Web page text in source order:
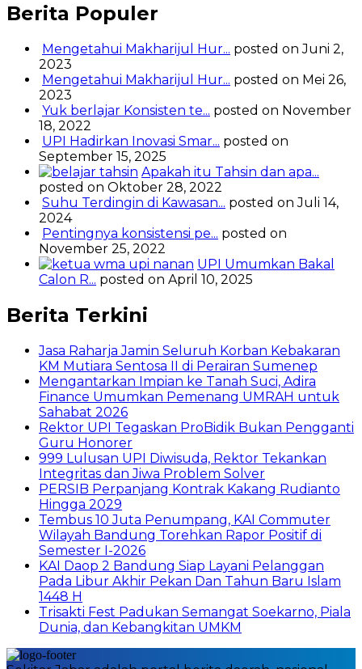
Berita Populer
Mengetahui Makharijul Hur... posted on Juni 2,
2023
Mengetahui Makharijul Hur... posted on Mei 26,
2023
Yuk berlajar Konsisten te... posted on November
18, 2022
UPI Hadirkan Inovasi Smar... posted on
September 15, 2025
Apakah itu Tahsin dan apa...
posted on Oktober 28, 2022
Suhu Terdingin di Kawasan... posted on Juli 14,
2024
Pentingnya konsistensi pe... posted on
November 25, 2022
UPI Umumkan Bakal
Calon R... posted on April 10, 2025
Berita Terkini
Jasa Raharja Jamin Seluruh Korban Kebakaran
KM Mutiara Sentosa II di Perairan Sumenep
Mengantarkan Impian ke Tanah Suci, Adira
Finance Umumkan Pemenang UMRAH untuk
Sahabat 2026
Rektor UPI Tegaskan ProBidik Bukan Pengganti
Guru Honorer
999 Lulusan UPI Diwisuda, Rektor Tekankan
Integritas dan Jiwa Problem Solver
PERSIB Perpanjang Kontrak Kakang Rudianto
Hingga 2029
Tembus 10 Juta Penumpang, KAI Commuter
Wilayah Bandung Torehkan Rapor Positif di
Semester I-2026
KAI Daop 2 Bandung Siap Layani Pelanggan
Pada Libur Akhir Pekan Dan Tahun Baru Islam
1448 H
Trisakti Fest Padukan Semangat Soekarno, Piala
Dunia, dan Kebangkitan UMKM